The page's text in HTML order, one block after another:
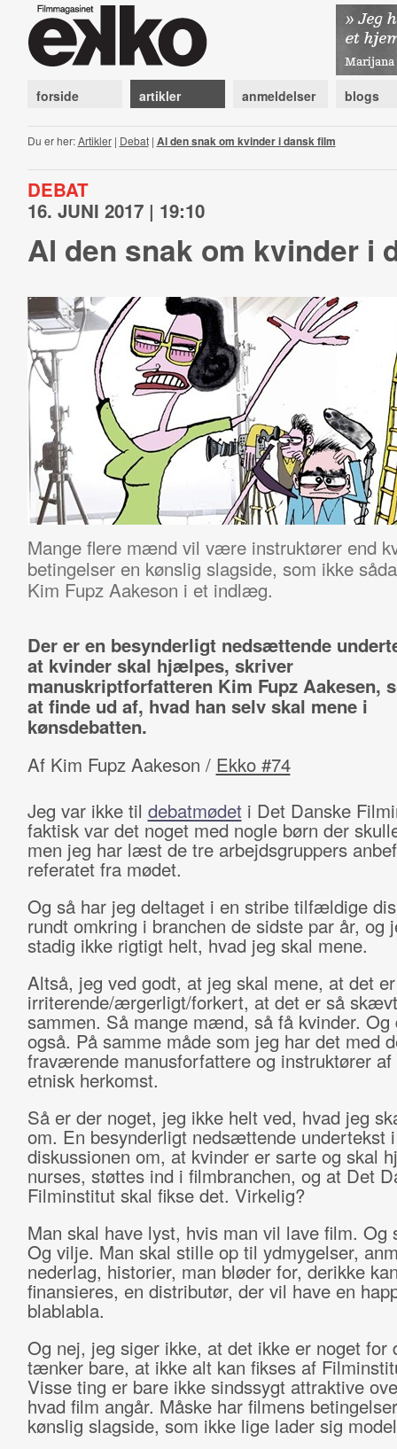
forside artikler anmeldelser blogs
Du er her:Artikler| Debat| Al den snak om kvinder i dansk film
DEBAT
16. JUNI 2017 | 19:10
Al den snak om kvinder i
Mange flere mænd vil være instruktører end
betingelser en kønslig slagside, som ikke
Kim Fupz Aakeson i et indlæg.
Der er en besynderligt nedsættende
at kvinder skal hjælpes, skriver
manuskriptforfatteren Kim Fupz Aakesen,
at finde ud af, hvad han selv skal mene i
kønsdebatten.
Af Kim Fupz Aakeson / Ekko #74
Jeg var ikke til debatmødeti Det Danske
faktisk var det noget med nogle børn der
men jeg har læst de tre arbejdsgruppers
referatet fra mødet.
Og så har jeg deltaget i en stribe tilfældige
rundt omkring i branchen de sidste par år, og
stadig ikke rigtigt helt, hvad jeg skal mene.
Altså, jeg ved godt, at jeg skal mene, at det er
irriterende/ærgerligt/forkert, at det er så
sammen. Så mange mænd, så få kvinder. Og
også. På samme måde som jeg har det med
fraværende manusforfattere og instruktører af
etnisk herkomst.
Så er der noget, jeg ikke helt ved, hvad jeg
om. En besynderligt nedsættende undertekst i
diskussionen om, at kvinder er sarte og skal
nurses, støttes ind i filmbranchen, og at Det
Filminstitut skal fikse det. Virkelig?
Man skal have lyst, hvis man vil lave film.
Og vilje. Man skal stille op til ydmygelser,
nederlag, historier, man bløder for, derikke
finansieres, en distributør, der vil have en
blablabla.
Og nej, jeg siger ikke, at det ikke er noget for
tænker bare, at ikke alt kan fikses af
Visse ting er bare ikke sindssygt attraktive
hvad film angår. Måske har filmens
kønslig slagside, som ikke lige lader sig